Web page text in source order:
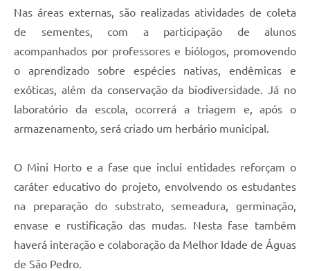
Nas áreas externas, são realizadas atividades de coleta
de sementes, com a participação de alunos
acompanhados por professores e biólogos, promovendo
o aprendizado sobre espécies nativas, endêmicas e
exóticas, além da conservação da biodiversidade. Já no
laboratório da escola, ocorrerá a triagem e, após o
armazenamento, será criado um herbário municipal.
O Mini Horto e a fase que inclui entidades reforçam o
caráter educativo do projeto, envolvendo os estudantes
na preparação do substrato, semeadura, germinação,
envase e rustificação das mudas. Nesta fase também
haverá interação e colaboração da Melhor Idade de Águas
de São Pedro.